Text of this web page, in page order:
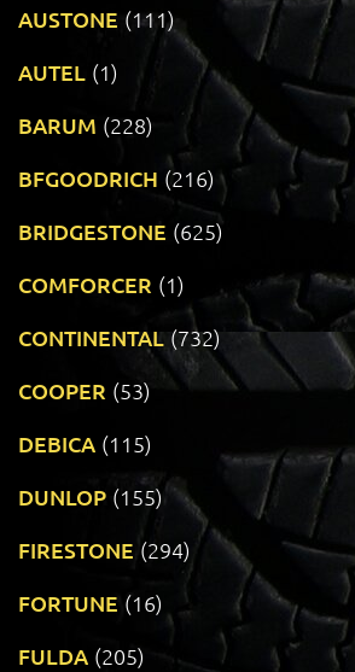
AUSTONE (111)
AUTEL (1)
BARUM (228)
BFGOODRICH (216)
BRIDGESTONE (625)
COMFORCER (1)
CONTINENTAL (732)
COOPER (53)
DEBICA (115)
DUNLOP (155)
FIRESTONE (294)
FORTUNE (16)
FULDA (205)